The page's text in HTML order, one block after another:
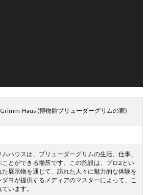
Haus (博物館ブリューダーグリムの家)
ハウスは、ブリューダーグリムの生活、仕事、
とができる場所です。この施設は、プロ2とい
た展示物を通じて、訪れた人々に魅力的な体験を
ヨが提供するメディアのマスターによって、こ
います。